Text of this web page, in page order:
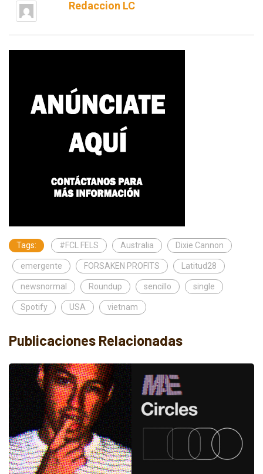
Redaccion LC
Tags: #FCL FELS Australia Dixie Cannon
emergente FORSAKEN PROFITS Latitud28
newsnormal Roundup sencillo single
Spotify USA vietnam
Publicaciones Relacionadas